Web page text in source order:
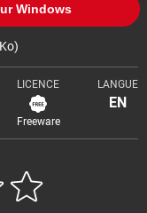
Windows
LICENCE
Freeware
LANGUE
EN